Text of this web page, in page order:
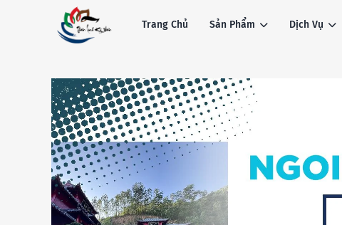
Trang Chủ Sản Phẩm Dịch Vụ